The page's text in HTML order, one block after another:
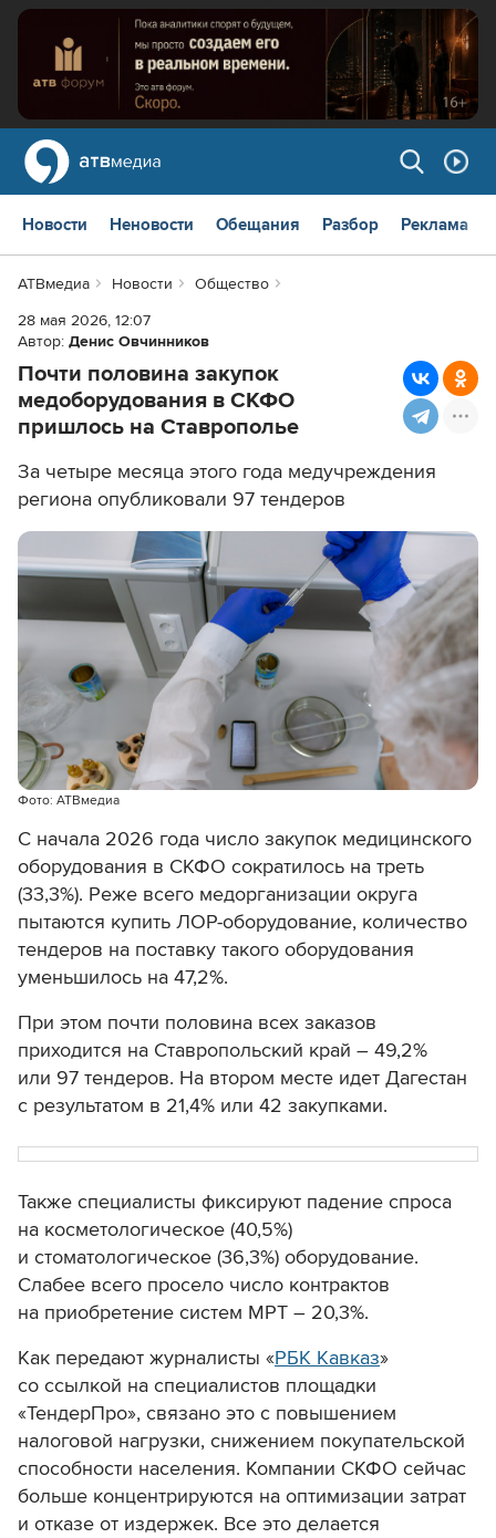
Новости Неновости Обещания Разбор Реклама
АТВмедиа Новости
Общество
28 мая 2026, 12:07
Автор: Денис Овчинников
Почти половина закупок
медоборудования в СКФО
пришлось на Ставрополье
За четыре месяца этого года медучреждения
региона опубликовали 97 тендеров
Фото: АТВмедиа
С начала 2026 года число закупок медицинского
оборудования в СКФО сократилось на треть
(33,3%). Реже всего медорганизации округа
пытаются купить ЛОР-оборудование, количество
тендеров на поставку такого оборудования
уменьшилось на 47,2%.
При этом почти половина всех заказов
приходится на Ставропольский край – 49,2%
или 97 тендеров. На втором месте идет Дагестан
с результатом в 21,4% или 42 закупками.
Также специалисты фиксируют падение спроса
на косметологическое (40,5%)
и стоматологическое (36,3%) оборудование.
Слабее всего просело число контрактов
на приобретение систем МРТ – 20,3%.
Как передают журналисты «РБК Кавказ»
со ссылкой на специалистов площадки
«ТендерПро», связано это с повышением
налоговой нагрузки, снижением покупательской
способности населения. Компании СКФО сейчас
больше концентрируются на оптимизации затрат
и отказе от издержек. Все это делается